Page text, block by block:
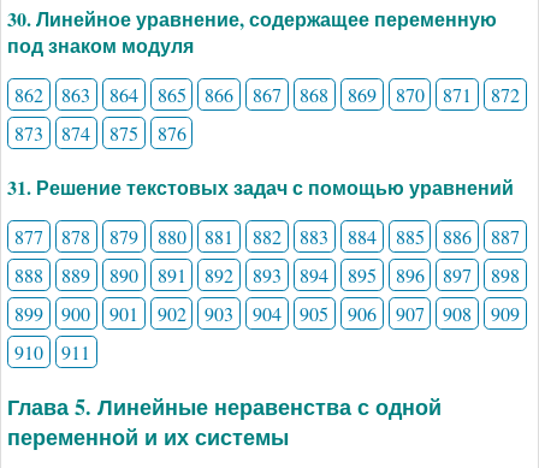
30. Линейное уравнение, содержащее переменную
под знаком модуля
862 863 864 865 866 867 868 869 870 871
872
873
874 875 876
31. Решение текстовых задач с помощью уравнений
877 878 879 880 881 882 883 884 885 886
887
888
889 890 891 892 893 894 895 896 897
898
899
900 901 902 903 904 905 906 907 908
909
910
911
Глава 5. Линейные неравенства с одной
переменной и их системы